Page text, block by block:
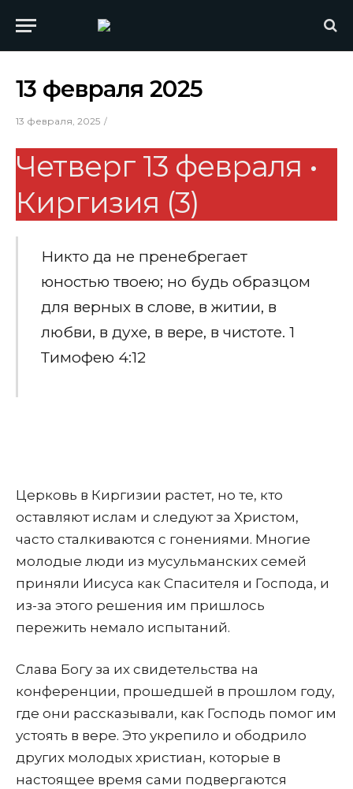
13 февраля 2025
13 февраля, 2025
Четверг 13 февраля •
Киргизия (3)
Никто да не пренебрегает
юностью твоею; но будь образцом
для верных в слове, в житии, в
любви, в духе, в вере, в чистоте. 1
Тимофею 4:12
Церковь в Киргизии растет, но те, кто
оставляют ислам и следуют за Христом,
часто сталкиваются с гонениями. Многие
молодые люди из мусульманских семей
приняли Иисуса как Спасителя и Господа, и
из-за этого решения им пришлось
пережить немало испытаний.
Слава Богу за их свидетельства на
конференции, прошедшей в прошлом году,
где они рассказывали, как Господь помог им
устоять в вере. Это укрепило и ободрило
других молодых христиан, которые в
настоящее время сами подвергаются